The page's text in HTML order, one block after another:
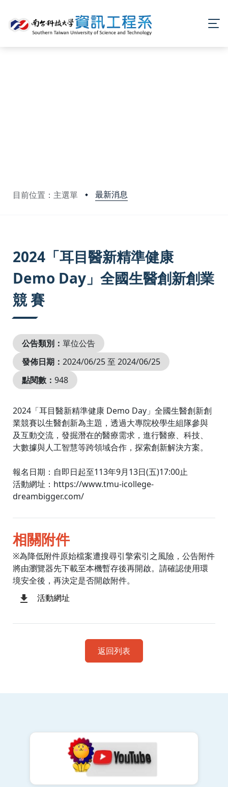
目前位置：主選單 最新消息
2024「耳目醫新精準健康
Demo Day」全國生醫創新創業
競 賽
公告類別： 單位公告
發佈日期： 2024/06/25 至 2024/06/25
點閱數： 948
2024「耳目醫新精準健康 Demo Day」全國生醫創新創
業競賽以生醫創新為主題，透過大專院校學生組隊參與
及互動交流，發掘潛在的醫療需求，進行醫療、科技、
大數據與人工智慧等跨領域合作，探索創新解決方案。
報名日期：自即日起至113年9月13日(五)17:00止
活動網址：https://www.tmu-icollege-
dreambigger.com/
相關附件
※為降低附件原始檔案遭搜尋引擎索引之風險，公告附件
將由瀏覽器先下載至本機暫存後再開啟。請確認使用環
境安全後，再決定是否開啟附件。
活動網址
返回列表